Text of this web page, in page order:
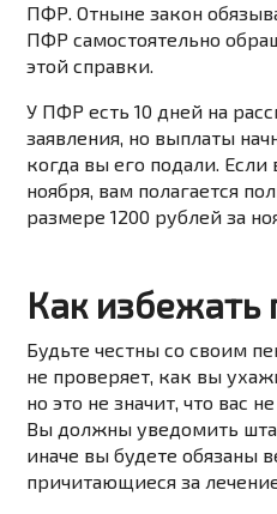
ПФР. Отныне закон
ПФР самостоятельно
этой справки.
У ПФР есть 10 дней на
заявления, но выплаты
когда вы его подали.
ноября, вам полагается
размере 1200 рублей за
Как избежать
Будьте честны со своим
не проверяет, как вы
но это не значит, что вас
Вы должны уведомить
иначе вы будете обязаны
причитающиеся за